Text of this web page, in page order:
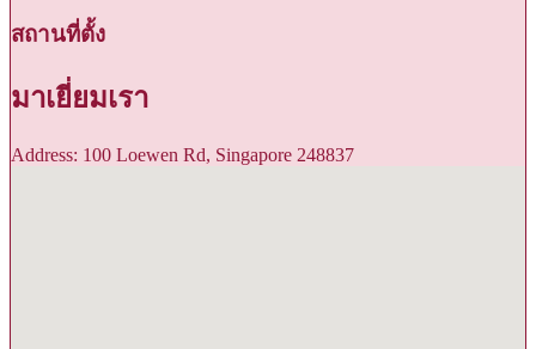
สถานที่ตั้ง
มาเยี่ยมเรา
Address: 100 Loewen Rd, Singapore 248837